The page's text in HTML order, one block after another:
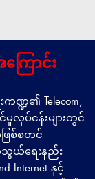
ကြောင်း
ဏ္ဍ၏ Telecom,
မှုလုပ်ငန်းများတွင်
ြစ်စတင်
ယ်ရေးနည်း
Internet နှင့်